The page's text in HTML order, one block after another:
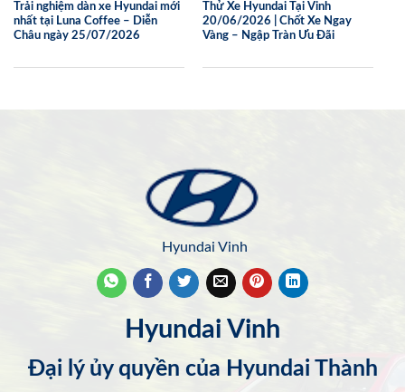
Trải nghiệm dàn xe Hyundai mới
nhất tại Luna Coffee – Diễn
Châu ngày 25/07/2026
Thử Xe Hyundai Tại Vinh
20/06/2026 | Chốt Xe Ngay
Vàng – Ngập Tràn Ưu Đãi
Hyundai Vinh
Hyundai Vinh
Đại lý ủy quyền của Hyundai Thành